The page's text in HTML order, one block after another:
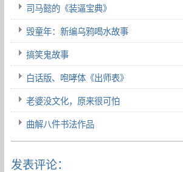
司马懿的《装逼宝典》
毁童年：新编乌鸦喝水故事
搞笑鬼故事
白话版、咆哮体《出师表》
老婆没文化，原来很可怕
曲解八件书法作品
发表评论：